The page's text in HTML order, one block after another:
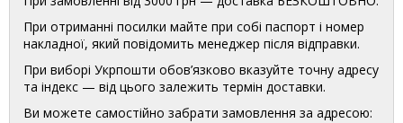
При отриманні посилки майте при собі паспорт і номер
накладної, який повідомить менеджер після відправки.
При виборі Укрпошти обов’язково вказуйте точну адресу
та індекс — від цього залежить термін доставки.
Ви можете самостійно забрати замовлення за адресою: